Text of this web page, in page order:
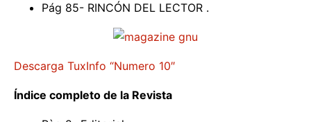
Pág 85- RINCÓN DEL LECTOR .
Descarga TuxInfo “Numero 10″
Índice completo de la Revista